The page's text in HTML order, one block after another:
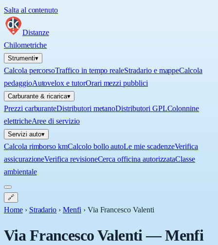
Salta al contenuto
Distanze
Chilometriche
Strumenti▾
Calcola percorsoTraffico in tempo realeStradario e mappeCalcola
pedaggioAutovelox e tutorOrari mezzi pubblici
Carburante & ricarica▾
Prezzi carburanteDistributori metanoDistributori GPLColonnine
elettricheAree di servizio
Servizi auto▾
Calcola rimborso kmCalcolo bollo autoLe mie scadenzeVerifica
assicurazioneVerifica revisioneCerca officina autorizzataClasse
ambientale
🔗
Home › Stradario › Menfi › Via Francesco Valenti
Via Francesco Valenti—Menfi